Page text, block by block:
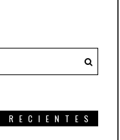
RECIENTES